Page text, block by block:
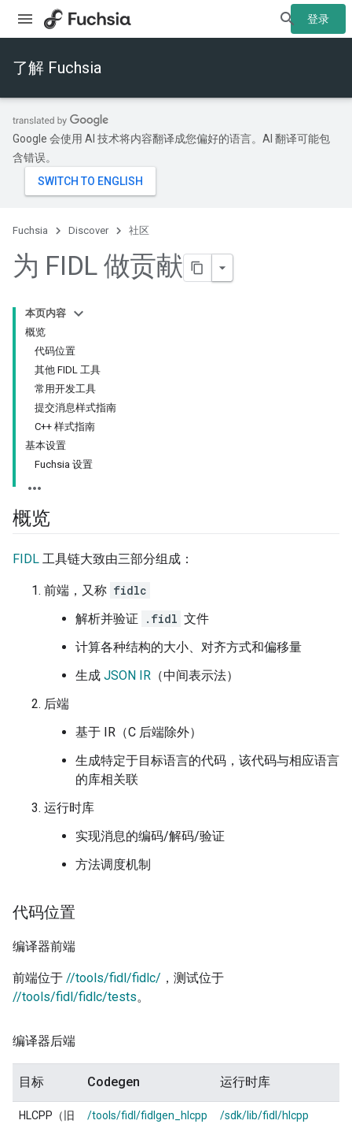
登录
了解 Fuchsia
Google 会使用 AI 技术将内容翻译成您偏好的语言。AI 翻译可能包
含错误。
Fuchsia Discover 社区
为 FIDL 做贡献
本页内容
概览
代码位置
其他 FIDL 工具
常用开发工具
提交消息样式指南
C++ 样式指南
基本设置
Fuchsia 设置
概览
FIDL 工具链大致由三部分组成：
前端，又称 fidlc
解析并验证
.fidl 文件
计算各种结构的大小、对齐方式和偏移量
生成 JSON IR （中间表示法）
后端
基于 IR（C 后端除外）
生成特定于目标语言的代码，该代码与相应语言
的库相关联
运行时库
实现消息的编码/解码/验证
方法调度机制
代码位置
编译器前端
前端位于 //tools/fidl/fidlc/ ，测试位于
//tools/fidl/fidlc/tests。
编译器后端
目标 Codegen 运行时库
HLCPP（旧
/tools/fidl/fidlgen_hlcpp /sdk/lib/fidl/hlcpp